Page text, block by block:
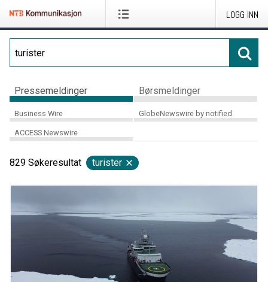
LOGG INN
Pressemeldinger Børsmeldinger
Business Wire GlobeNewswire by notified
ACCESS Newswire
829 Søkeresultat turister